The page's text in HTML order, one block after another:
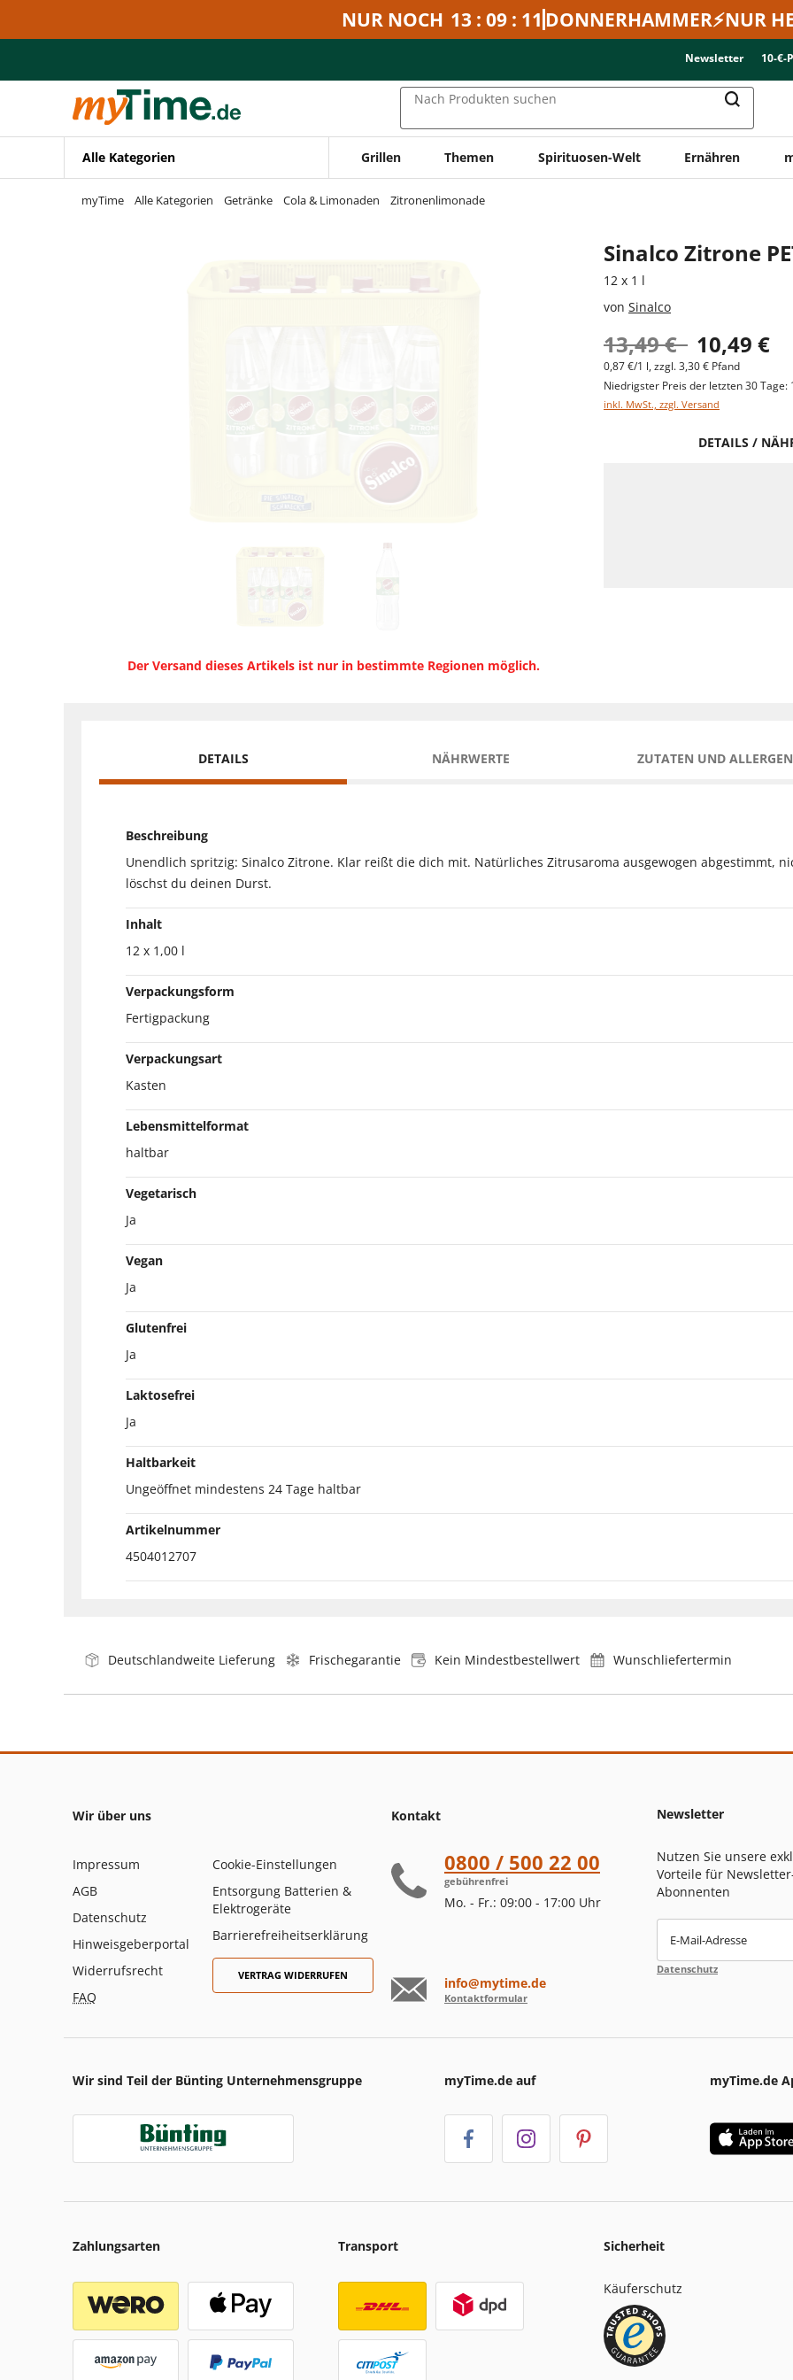
Zur Navigation springen
NUR NOCH 13 : 09 : 11 DONNERHAMMER⚡NUR
Newsletter 10-€-
Nach Produkten suchen
Alle Kategorien Grillen Themen Spirituosen-Welt Ernähren
myTime Alle Kategorien Getränke Cola & Limonaden Zitronenlimonade
Der Versand dieses Artikels ist nur in bestimmte Regionen möglich.
Sinalco Zitrone
12 x 1 l
von Sinalco
13,49 € 10,49 €
0,87 €/1 l, zzgl. 3,30 € Pfand
Niedrigster Preis der letzten 30 Tage:
inkl. MwSt., zzgl. Versand
DETAILS /
DETAILS NÄHRWERTE ZUTATEN UND
Beschreibung
Unendlich spritzig: Sinalco Zitrone. Klar reißt die dich mit. Natürliches Zitrusaroma ausgewogen abgestimmt,
löschst du deinen Durst.
Inhalt
12 x 1,00 l
Verpackungsform
Fertigpackung
Verpackungsart
Kasten
Lebensmittelformat
haltbar
Vegetarisch
Ja
Vegan
Ja
Glutenfrei
Ja
Laktosefrei
Ja
Haltbarkeit
Ungeöffnet mindestens 24 Tage haltbar
Artikelnummer
4504012707
Deutschlandweite Lieferung Frischegarantie Kein Mindestbestellwert Wunschliefertermin
Wir über uns
Impressum
AGB
Datenschutz
Hinweisgeberportal
Widerrufsrecht
FAQ
Cookie-Einstellungen
Entsorgung Batterien &
Elektrogeräte
Barrierefreiheitserklärung
VERTRAG WIDERRUFEN
Kontakt
0800 / 500 22 00
gebührenfrei
Mo. - Fr.: 09:00 - 17:00 Uhr
info@mytime.de
Kontaktformular
Newsletter
Nutzen Sie unsere
Vorteile für
Abonnenten
E-Mail-Adresse
Datenschutz
Wir sind Teil der Bünting Unternehmensgruppe myTime.de auf myTime.de
Zahlungsarten Transport Sicherheit
Käuferschutz